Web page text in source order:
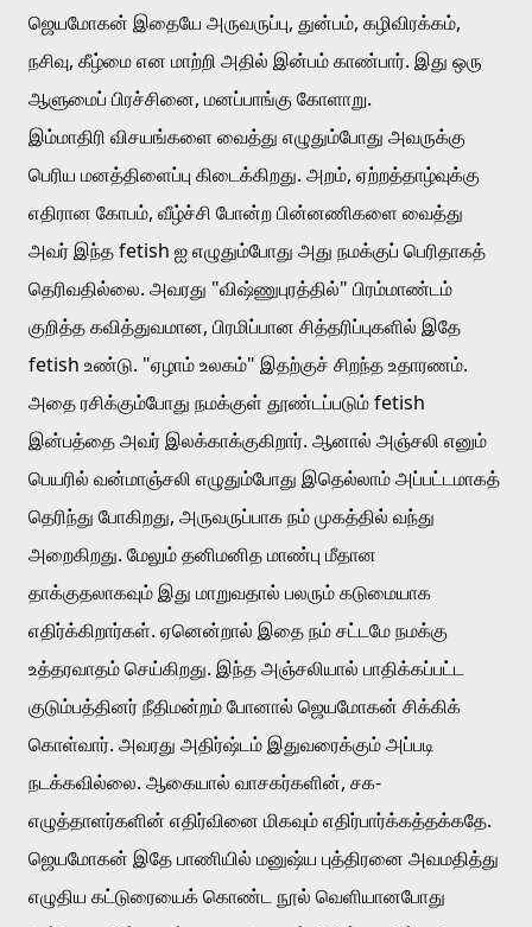
ஜெயமோகன் இதையே அருவருப்பு, துன்பம், கழிவிரக்கம்,
நசிவு, கீழ்மை என மாற்றி அதில் இன்பம் காண்பார். இது ஒரு
ஆளுமைப் பிரச்சினை, மனப்பாங்கு கோளாறு.
இம்மாதிரி விசயங்களை வைத்து எழுதும்போது அவருக்கு
பெரிய மனத்திளைப்பு கிடைக்கிறது. அறம், ஏற்றத்தாழ்வுக்கு
எதிரான கோபம், வீழ்ச்சி போன்ற பின்னணிகளை வைத்து
அவர் இந்த fetish ஐ எழுதும்போது அது நமக்குப் பெரிதாகத்
தெரிவதில்லை. அவரது "விஷ்ணுபுரத்தில்" பிரம்மாண்டம்
குறித்த கவித்துவமான, பிரமிப்பான சித்தரிப்புகளில் இதே
fetish உண்டு. "ஏழாம் உலகம்" இதற்குச் சிறந்த உதாரணம்.
அதை ரசிக்கும்போது நமக்குள் தூண்டப்படும் fetish
இன்பத்தை அவர் இலக்காக்குகிறார். ஆனால் அஞ்சலி எனும்
பெயரில் வன்மாஞ்சலி எழுதும்போது இதெல்லாம் அப்பட்டமாகத்
தெரிந்து போகிறது, அருவருப்பாக நம் முகத்தில் வந்து
அறைகிறது. மேலும் தனிமனித மாண்பு மீதான
தாக்குதலாகவும் இது மாறுவதால் பலரும் கடுமையாக
எதிர்க்கிறார்கள். ஏனென்றால் இதை நம் சட்டமே நமக்கு
உத்தரவாதம் செய்கிறது. இந்த அஞ்சலியால் பாதிக்கப்பட்ட
குடும்பத்தினர் நீதிமன்றம் போனால் ஜெயமோகன் சிக்கிக்
கொள்வார். அவரது அதிர்ஷ்டம் இதுவரைக்கும் அப்படி
நடக்கவில்லை. ஆகையால் வாசகர்களின், சக-
எழுத்தாளர்களின் எதிர்வினை மிகவும் எதிர்பார்க்கத்தக்கதே.
ஜெயமோகன் இதே பாணியில் மனுஷ்ய புத்திரனை அவமதித்து
எழுதிய கட்டுரையைக் கொண்ட நூல் வெளியானபோது